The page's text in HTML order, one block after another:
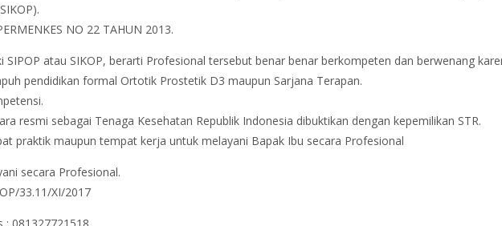
NO 22 TAHUN 2013.
SIPOP atau SIKOP, berarti Profesional tersebut benar benar berkompeten dan berwenang
pendidikan formal Ortotik Prostetik D3 maupun Sarjana Terapan.
resmi sebagai Tenaga Kesehatan Republik Indonesia dibuktikan dengan kepemilikan STR.
praktik maupun tempat kerja untuk melayani Bapak Ibu secara Profesional
secara Profesional.
33.11/XI/2017